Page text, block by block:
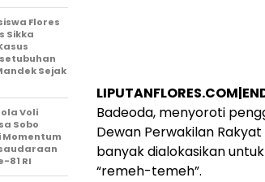
Badeoda, menyoroti
Dewan Perwakilan
banyak dialokasikan
“remeh-temeh”.
Flores
Sikka
Sejak
Voli
Sobo
Momentum
81 RI